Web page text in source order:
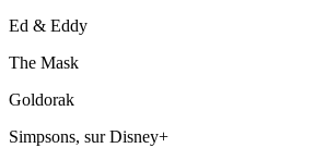
Ed & Eddy
The Mask
Goldorak
Simpsons, sur Disney+